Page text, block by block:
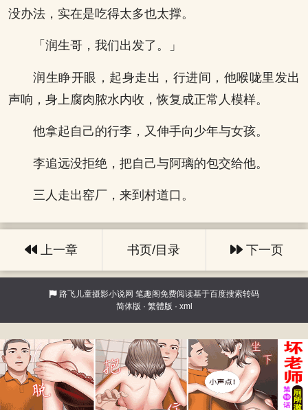
没办法，实在是吃得太多也太撑。
「润生哥，我们出发了。」
润生睁开眼，起身走出，行进间，他喉咙里发出
声响，身上腐肉脓水内收，恢复成正常人模样。
他拿起自己的行李，又伸手向少年与女孩。
李追远没拒绝，把自己与阿璃的包交给他。
三人走出窑厂，来到村道口。
上一章 书页/目录 下一页
路飞儿童摄影小说网 笔趣阁免费阅读基于百度搜索转码
简体版 · 繁體版 · xml